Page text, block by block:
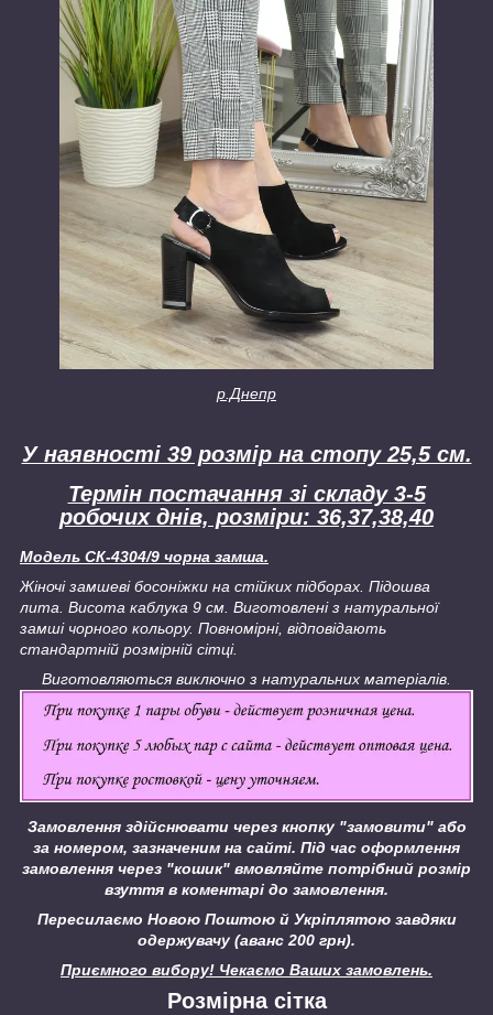
р.Днепр
У наявності 39 розмір на стопу 25,5 см.
Термін постачання зі складу 3-5
робочих днів, розміри: 36,37,38,40
Модель СК-4304/9 чорна замша.
Жіночі замшеві босоніжки на стійких підборах. Підошва
лита. Висота каблука 9 см. Виготовлені з натуральної
замші чорного кольору. Повномірні, відповідають
стандартній розмірній сітці.
Виготовляються виключно з натуральних матеріалів.
Замовлення здійснювати через кнопку "замовити" або
за номером, зазначеним на сайті. Під час оформлення
замовлення через "кошик" вмовляйте потрібний розмір
взуття в коментарі до замовлення.
Пересилаємо Новою Поштою й Укріплятою завдяки
одержувачу (аванс 200 грн).
Приємного вибору! Чекаємо Ваших замовлень.
Розмірна сітка